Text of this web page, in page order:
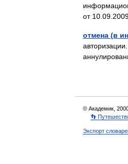
от
отмена (в
© Академик,
👣
Экспорт